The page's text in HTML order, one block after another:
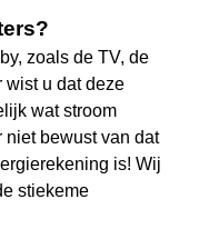
zoals de TV, de
wist u dat deze
wat stroom
niet bewust van dat
is! Wij
stiekeme